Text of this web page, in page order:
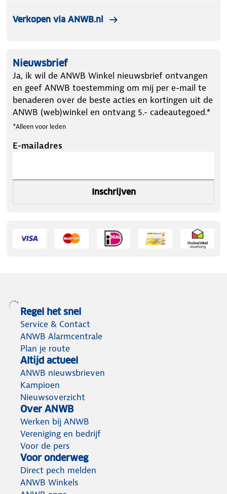
Verkopen via ANWB.nl
Nieuwsbrief
Ja, ik wil de ANWB Winkel nieuwsbrief ontvangen
en geef ANWB toestemming om mij per e-mail te
benaderen over de beste acties en kortingen uit de
ANWB (web)winkel en ontvang 5.- cadeautegoed.*
*Alleen voor leden
E-mailadres
Inschrijven
Regel het snel
Service & Contact
ANWB Alarmcentrale
Plan je route
Altijd actueel
ANWB nieuwsbrieven
Kampioen
Nieuwsoverzicht
Over ANWB
Werken bij ANWB
Vereniging en bedrijf
Voor de pers
Voor onderweg
Direct pech melden
ANWB Winkels